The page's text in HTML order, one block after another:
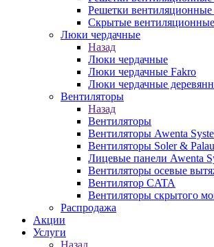
Решетки вентиляционные
Скрытые
Люки чердачные
Назад
Люки чердачные
Люки чердачные Fakro
Люки чердачные
Вентиляторы
Назад
Вентиляторы
Вентиляторы Awenta
Вентиляторы Soler & Palau
Лицевые панели Awenta
Вентиляторы осевые
Вентилятор CATA
Вентиляторы скрытого
Распродажа
Акции
Услуги
Назад